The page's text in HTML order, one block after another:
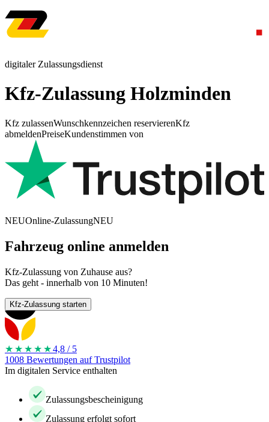
digitaler Zulassungsdienst
Kfz-Zulassung Holzminden
Kfz zulassenWunschkennzeichen reservierenKfz
abmeldenPreiseKundenstimmen von
NEUOnline-ZulassungNEU
Fahrzeug online anmelden
Kfz-Zulassung von Zuhause aus?
Das geht - innerhalb von 10 Minuten!
Kfz-Zulassung starten
★★★★ ★4,8 / 5
1008 Bewertungen auf Trustpilot
Im digitalen Service enthalten
Zulassungsbescheinigung
Zulassung erfolgt sofort